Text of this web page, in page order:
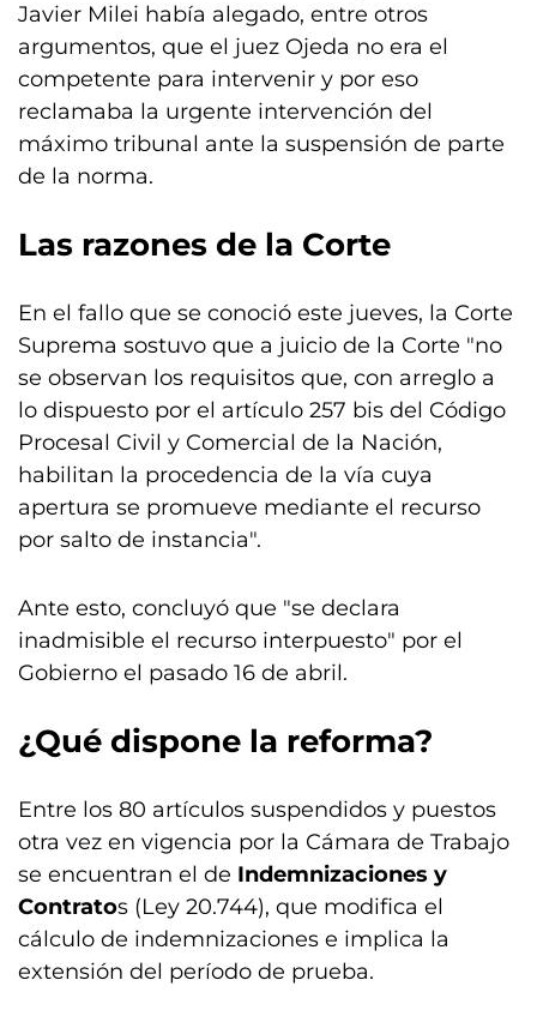
Javier Milei había alegado, entre otros
argumentos, que el juez Ojeda no era el
competente para intervenir y por eso
reclamaba la urgente intervención del
máximo tribunal ante la suspensión de parte
de la norma.
Las razones de la Corte
En el fallo que se conoció este jueves, la Corte
Suprema sostuvo que a juicio de la Corte "no
se observan los requisitos que, con arreglo a
lo dispuesto por el artículo 257 bis del Código
Procesal Civil y Comercial de la Nación,
habilitan la procedencia de la vía cuya
apertura se promueve mediante el recurso
por salto de instancia".
Ante esto, concluyó que "se declara
inadmisible el recurso interpuesto" por el
Gobierno el pasado 16 de abril.
¿Qué dispone la reforma?
Entre los 80 artículos suspendidos y puestos
otra vez en vigencia por la Cámara de Trabajo
se encuentran el de Indemnizaciones y
Contratos (Ley 20.744), que modifica el
cálculo de indemnizaciones e implica la
extensión del período de prueba.